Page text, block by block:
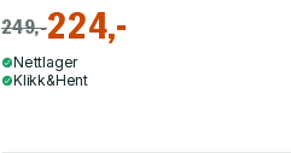
249,-224,-
Nettlager
Klikk&Hent